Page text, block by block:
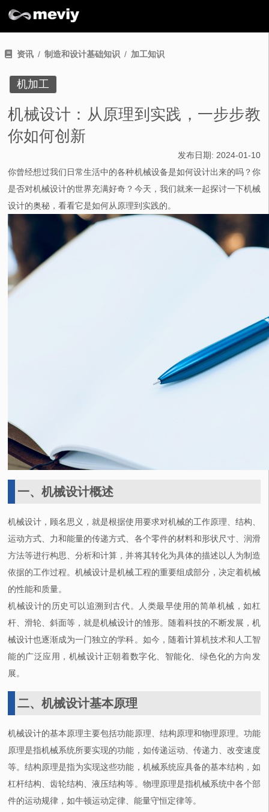
资讯 制造和设计基础知识 加工知识
机加工
机械设计：从原理到实践，一步步教
你如何创新
发布日期: 2024-01-10
你曾经想过我们日常生活中的各种机械设备是如何设计出来的吗？你
是否对机械设计的世界充满好奇？今天，我们就来一起探讨一下机械
设计的奥秘，看看它是如何从原理到实践的。
一、机械设计概述
机械设计，顾名思义，就是根据使用要求对机械的工作原理、结构、
运动方式、力和能量的传递方式、各个零件的材料和形状尺寸、润滑
方法等进行构思、分析和计算，并将其转化为具体的描述以人为制造
依据的工作过程。机械设计是机械工程的重要组成部分，决定着机械
的性能和质量。
机械设计的历史可以追溯到古代。人类最早使用的简单机械，如杠
杆、滑轮、斜面等，就是机械设计的雏形。随着科技的不断发展，机
械设计也逐渐成为一门独立的学科。如今，随着计算机技术和人工智
能的广泛应用，机械设计正朝着数字化、智能化、绿色化的方向发
展。
二、机械设计基本原理
机械设计的基本原理主要包括功能原理、结构原理和物理原理。功能
原理是指机械系统所要实现的功能，如传递运动、传递力、改变速度
等。结构原理是指为实现这些功能，机械系统应具备的基本结构，如
杠杆结构、齿轮结构、液压结构等。物理原理是指机械系统中各个部
件的运动规律，如牛顿运动定律、能量守恒定律等。